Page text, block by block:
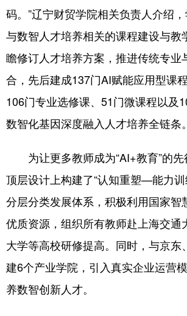
Русский язык 日本語
Deutsch Português
码。”辽宁财贸学院相关负责人介绍
与数智人才培养相关的课程建设与教
瞻修订人才培养方案，推进传统专业
合，先后建成137门AI赋能应用型课
106门专业选修课、51门微课程以及
数智化基因深度融入人才培养全链条。
为让更多教师成为“AI+教育”的先
顶层设计上构建了“认知重塑—能力
分层分类发展体系，积极利用国家智
优质资源，组织所有教师赴上海交通
大学等高校研修提高。同时，与京东
建6个产业学院，引入真实企业运营
养数智创新人才。